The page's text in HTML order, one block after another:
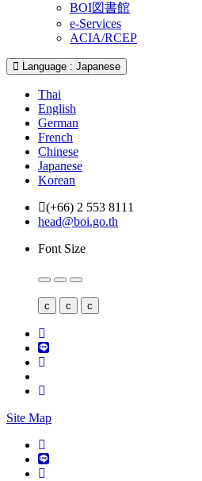
BOI図書館
e-Services
ACIA/RCEP
Language : Japanese
Thai
English
German
French
Chinese
Japanese
Korean
(+66) 2 553 8111
head@boi.go.th
Font Size
c c c
Site Map